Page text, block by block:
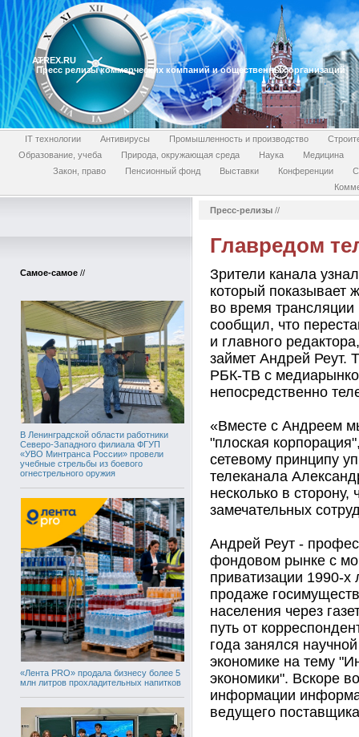
ATREX.RU
Пресс релизы коммерческих компаний и общественных организаций
IT технологии Антивирусы Промышленность и производство
Образование, учеба
Природа, окружающая среда Наука
Медицина
Закон, право
Пенсионный фонд Выставки Конференции
Самое-самое //
В Ленинградской области работники
Северо-Западного филиала ФГУП
«УВО Минтранса России» провели
учебные стрельбы из боевого
огнестрельного оружия
«Лента PRO» продала бизнесу более 5
млн литров прохладительных напитков
Пресс-релизы //
Главредом
Зрители канала
который показывает
во время
сообщил, что
и главного
займет Андрей Реут.
РБК-ТВ с
непосредственно
«Вместе с Андреем
"плоская
сетевому принципу
телеканала
несколько в
замечательных
Андрей Реут -
фондовом рынке с
приватизации 1990-
продаже
населения через
путь от
года занялся
экономике на тему
экономики". Вскоре
информации
ведущего